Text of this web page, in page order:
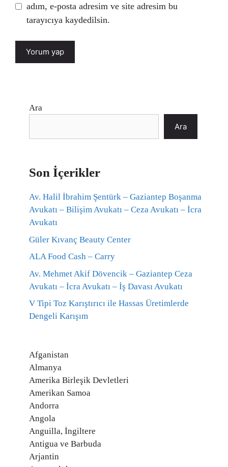
adım, e-posta adresim ve site adresim bu
tarayıcıya kaydedilsin.
Ara
Ara
Son İçerikler
Av. Halil İbrahim Şentürk – Gaziantep Boşanma
Avukatı – Bilişim Avukatı – Ceza Avukatı – İcra
Avukatı
Güler Kıvanç Beauty Center
ALA Food Cash – Carry
Av. Mehmet Akif Dövencik – Gaziantep Ceza
Avukatı – İcra Avukatı – İş Davası Avukatı
V Tipi Toz Karıştırıcı ile Hassas Üretimlerde
Dengeli Karışım
Afganistan
Almanya
Amerika Birleşik Devletleri
Amerikan Samoa
Andorra
Angola
Anguilla, İngiltere
Antigua ve Barbuda
Arjantin